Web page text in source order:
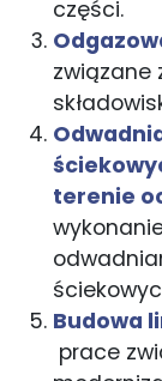
części.
związane
terenie
Budowa
prace